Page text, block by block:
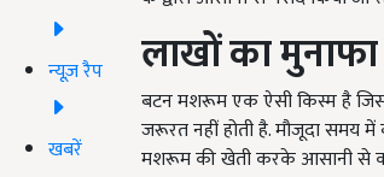
न्यूज़ रैप
खबरें
लाखों का मुनाफा
बटन मशरूम एक ऐसी किस्म है
जरूरत नहीं होती है. मौजूदा समय
मशरूम की खेती करके आसानी से